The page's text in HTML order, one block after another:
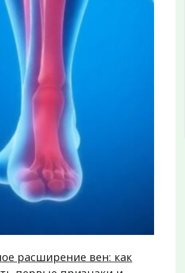
расширение вен: как